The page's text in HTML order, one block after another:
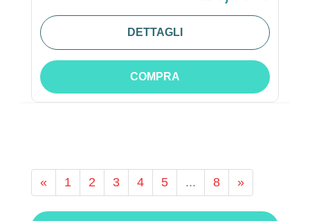
DETTAGLI
COMPRA
« 1 2 3 4 5 ... 8 »